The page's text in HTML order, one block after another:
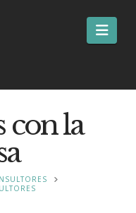
con la